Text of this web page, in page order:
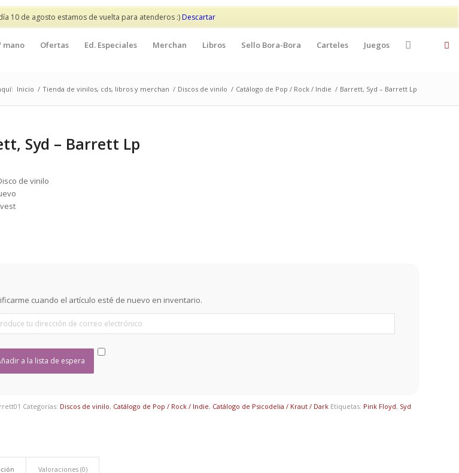
10 de agosto estamos de vuelta para atenderos :)Descartar
Mi cuenta Contacto
mano Ofertas Ed. Especiales Merchan Libros Sello Bora-Bora Carteles Juegos
Inicio / Tienda de vinilos, cds, libros y merchan / Discos de vinilo / Catálogo de Pop / Rock / Indie / Barrett, Syd – Barrett Lp
Syd – Barrett Lp
de vinilo
cuando el artículo esté de nuevo en inventario.
Categorías: Discos de vinilo, Catálogo de Pop / Rock / Indie, Catálogo de Psicodelia / Kraut / Dark Etiquetas: Pink Floyd, Syd
Valoraciones (0)